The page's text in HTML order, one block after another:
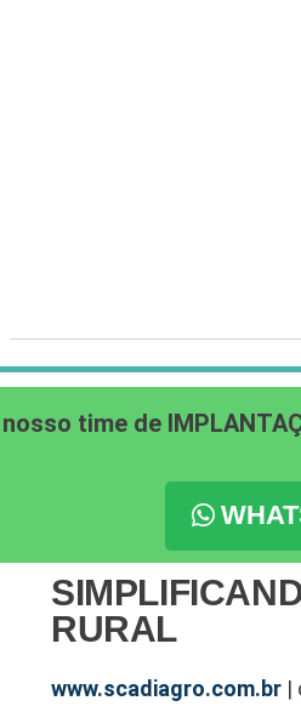
time de
RURAL
www.scadiagro.com.br|